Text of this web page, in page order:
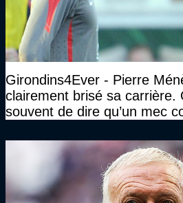
Girondins4Ever - Pierre
clairement brisé sa carrière.
souvent de dire qu’un mec